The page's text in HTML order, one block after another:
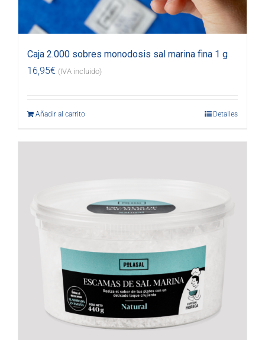
Caja 2.000 sobres monodosis sal marina fina 1 g
16,95€ (IVA incluido)
Añadir al carrito Detalles